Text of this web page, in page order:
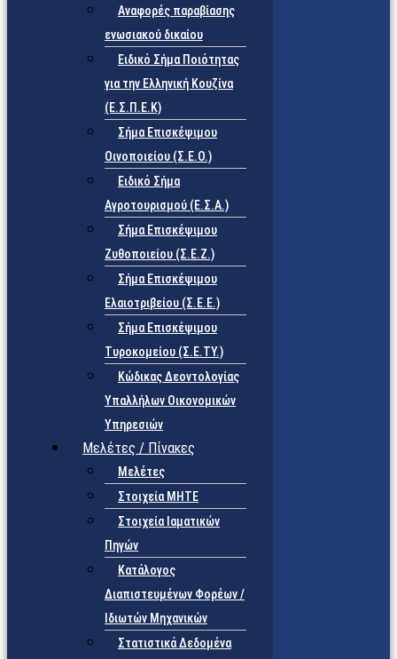
Αναφορές παραβίασης
ενωσιακού δικαίου
Ειδικό Σήμα Ποιότητας
για την Ελληνική Κουζίνα
(Ε.Σ.Π.Ε.Κ)
Σήμα Επισκέψιμου
Οινοποιείου (Σ.Ε.Ο.)
Ειδικό Σήμα
Αγροτουρισμού (Ε.Σ.Α.)
Σήμα Επισκέψιμου
Ζυθοποιείου (Σ.Ε.Ζ.)
Σήμα Επισκέψιμου
Ελαιοτριβείου (Σ.Ε.Ε.)
Σήμα Επισκέψιμου
Τυροκομείου (Σ.Ε.TY.)
Κώδικας Δεοντολογίας
Υπαλλήλων Οικονομικών
Υπηρεσιών
Μελέτες / Πίνακες
Μελέτες
Στοιχεία ΜΗΤΕ
Στοιχεία Ιαματικών
Πηγών
Κατάλογος
Διαπιστευμένων Φορέων /
Ιδιωτών Μηχανικών
Στατιστικά Δεδομένα